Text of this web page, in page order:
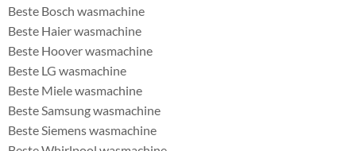
Beste Bosch wasmachine
Beste Haier wasmachine
Beste Hoover wasmachine
Beste LG wasmachine
Beste Miele wasmachine
Beste Samsung wasmachine
Beste Siemens wasmachine